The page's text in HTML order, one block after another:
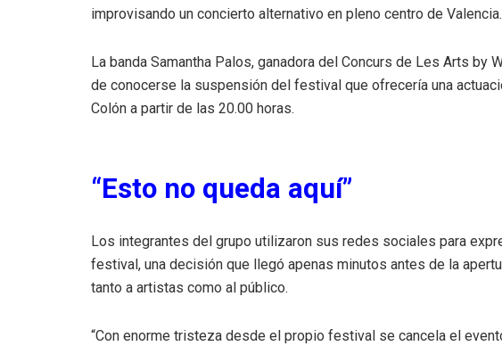
improvisando un concierto alternativo en pleno centro de Valencia.
La banda Samantha Palos, ganadora del Concurs de Les Arts by
de conocerse la suspensión del festival que ofrecería una
Colón a partir de las 20.00 horas.
“Esto no queda aquí”
Los integrantes del grupo utilizaron sus redes sociales para
festival, una decisión que llegó apenas minutos antes de la
tanto a artistas como al público.
“Con enorme tristeza desde el propio festival se cancela el